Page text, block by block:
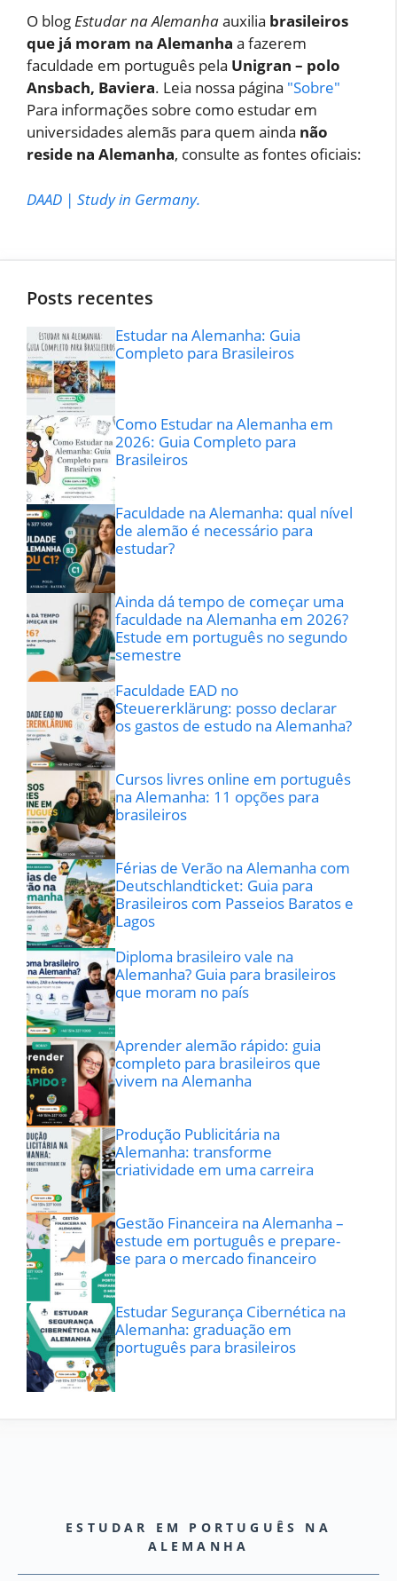
O blogEstudar na Alemanhaauxilia brasileiros
que já moram na Alemanha a fazerem
faculdade em português pela Unigran – polo
Ansbach, Baviera. Leia nossa página "Sobre"
Para informações sobre como estudar em
universidades alemãs para quem ainda não
reside na Alemanha, consulte as fontes oficiais:
DAAD | Study in Germany.
Posts recentes
Estudar na Alemanha: Guia
Completo para Brasileiros
Como Estudar na Alemanha em
2026: Guia Completo para
Brasileiros
Faculdade na Alemanha: qual nível
de alemão é necessário para
estudar?
Ainda dá tempo de começar uma
faculdade na Alemanha em 2026?
Estude em português no segundo
semestre
Faculdade EAD no
Steuererklärung: posso declarar
os gastos de estudo na Alemanha?
Cursos livres online em português
na Alemanha: 11 opções para
brasileiros
Férias de Verão na Alemanha com
Deutschlandticket: Guia para
Brasileiros com Passeios Baratos e
Lagos
Diploma brasileiro vale na
Alemanha? Guia para brasileiros
que moram no país
Aprender alemão rápido: guia
completo para brasileiros que
vivem na Alemanha
Produção Publicitária na
Alemanha: transforme
criatividade em uma carreira
Gestão Financeira na Alemanha –
estude em português e prepare-
se para o mercado financeiro
Estudar Segurança Cibernética na
Alemanha: graduação em
português para brasileiros
ESTUDAR EM PORTUGUÊS NA
ALEMANHA